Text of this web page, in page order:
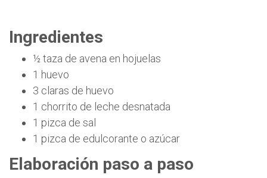
Ingredientes
½ taza de avena en hojuelas
1 huevo
3 claras de huevo
1 chorrito de leche desnatada
1 pizca de sal
1 pizca de edulcorante o azúcar
Elaboración paso a paso